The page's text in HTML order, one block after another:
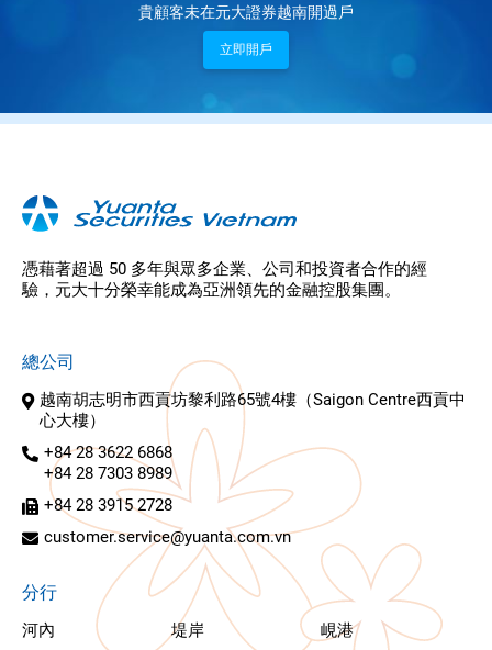
貴顧客未在元大證券越南開過戶
立即開戶
憑藉著超過 50 多年與眾多企業、公司和投資者合作的經
驗，元大十分榮幸能成為亞洲領先的金融控股集團。
總公司
越南胡志明市西貢坊黎利路65號4樓（Saigon Centre西貢中
心大樓）
+84 28 3622 6868
+84 28 7303 8989
+84 28 3915 2728
customer.service@yuanta.com.vn
分行
河內 堤岸
峴港